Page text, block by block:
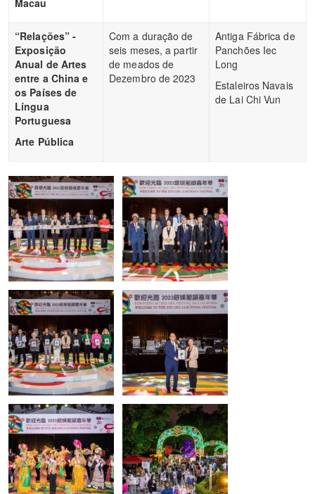
“Relações” -
Exposição
Anual de Artes
entre a China e
os Países de
Língua
Portuguesa
Arte Pública
Com a duração de
seis meses, a partir
de meados de
Dezembro de 2023
Antiga Fábrica de
Panchões Iec
Long
Estaleiros Navais
de Lai Chi Vun